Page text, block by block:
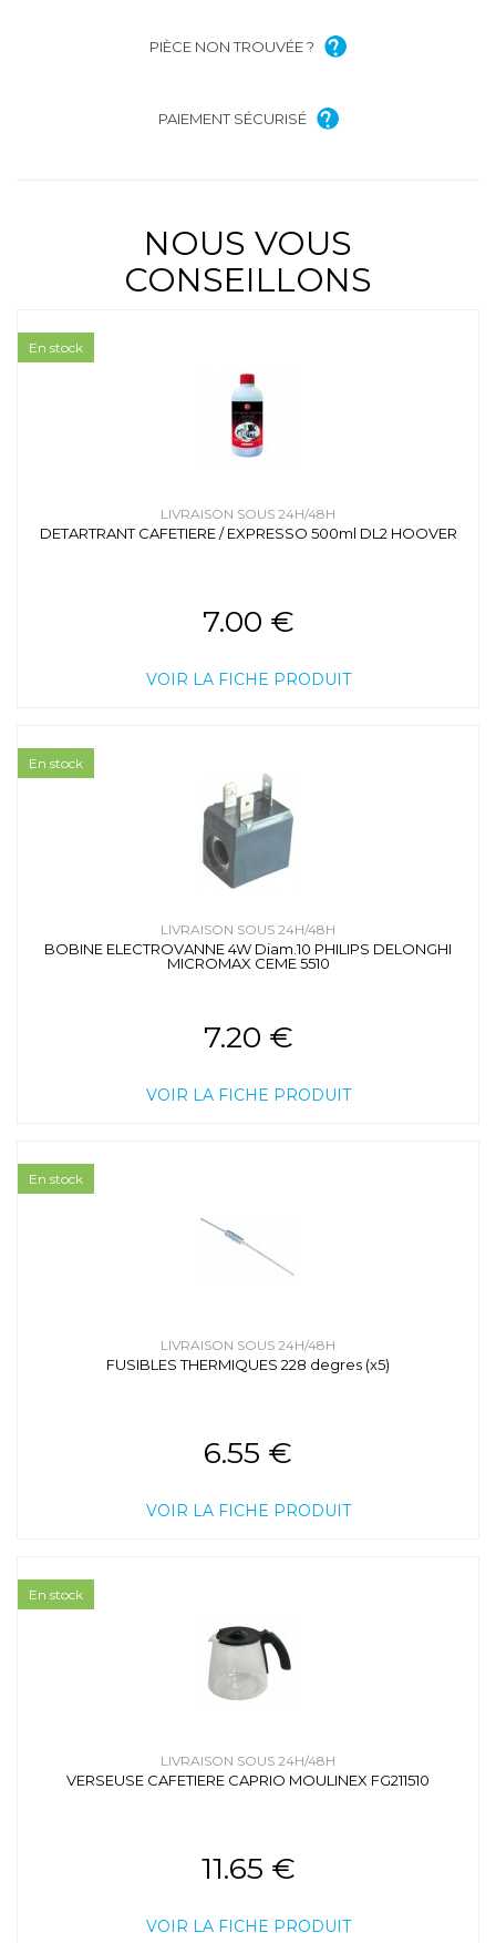
PIÈCE NON TROUVÉE ?
PAIEMENT SÉCURISÉ
NOUS VOUS
CONSEILLONS
LIVRAISON SOUS 24H/48H
DETARTRANT CAFETIERE / EXPRESSO 500ml DL2 HOOVER
7.00 €
VOIR LA FICHE PRODUIT
En stock
LIVRAISON SOUS 24H/48H
BOBINE ELECTROVANNE 4W Diam.10 PHILIPS DELONGHI
MICROMAX CEME 5510
7.20 €
VOIR LA FICHE PRODUIT
En stock
LIVRAISON SOUS 24H/48H
FUSIBLES THERMIQUES 228 degres (x5)
6.55 €
VOIR LA FICHE PRODUIT
En stock
LIVRAISON SOUS 24H/48H
VERSEUSE CAFETIERE CAPRIO MOULINEX FG211510
11.65 €
VOIR LA FICHE PRODUIT
En stock